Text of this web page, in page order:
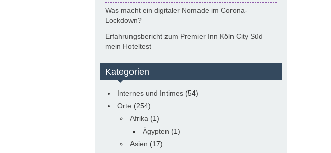
Was macht ein digitaler Nomade im Corona-
Lockdown?
Erfahrungsbericht zum Premier Inn Köln City Süd –
mein Hoteltest
Kategorien
Internes und Intimes (54)
Orte (254)
Afrika (1)
Ägypten (1)
Asien (17)